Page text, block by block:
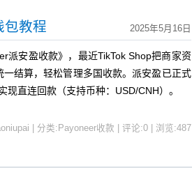
2025年5月16日
包教程
安盈收款》，最近TikTok Shop把商家资
结算，轻松管理多国收款。派安盈已正式
直连回款（支持币种：USD/CNH）。
| 分类:Payoneer收款 | 评论:0 | 浏览:487